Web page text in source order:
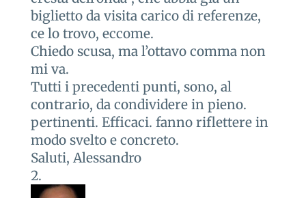
biglietto da visita carico di referenze,
ce lo trovo, eccome.
Chiedo scusa, ma l’ottavo comma non
mi va.
Tutti i precedenti punti, sono, al
contrario, da condividere in pieno.
pertinenti. Efficaci. fanno riflettere in
modo svelto e concreto.
Saluti, Alessandro